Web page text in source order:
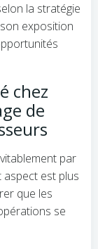
la stratégie
exposition
chez
de
par
aspect est plus
que les
se